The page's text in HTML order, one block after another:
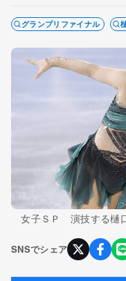
グランプリファイナル
女子ＳＰ 演技する樋
SNSでシェア